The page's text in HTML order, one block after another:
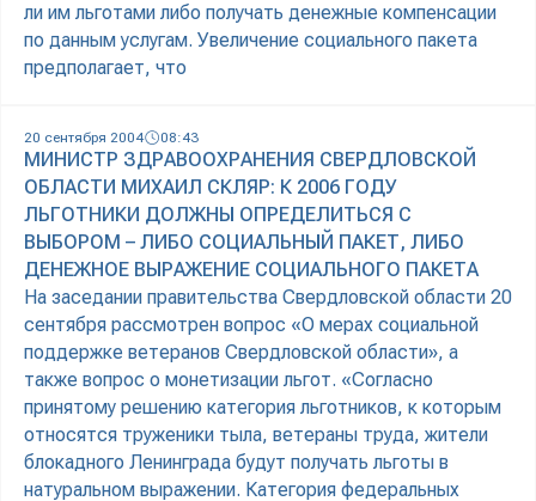
ли им льготами либо получать денежные компенсации
по данным услугам. Увеличение социального пакета
предполагает, что
20 сентября 2004 08:43
МИНИСТР ЗДРАВООХРАНЕНИЯ СВЕРДЛОВСКОЙ
ОБЛАСТИ МИХАИЛ СКЛЯР: К 2006 ГОДУ
ЛЬГОТНИКИ ДОЛЖНЫ ОПРЕДЕЛИТЬСЯ С
ВЫБОРОМ – ЛИБО СОЦИАЛЬНЫЙ ПАКЕТ, ЛИБО
ДЕНЕЖНОЕ ВЫРАЖЕНИЕ СОЦИАЛЬНОГО ПАКЕТА
На заседании правительства Свердловской области 20
сентября рассмотрен вопрос «О мерах социальной
поддержке ветеранов Свердловской области», а
также вопрос о монетизации льгот. «Согласно
принятому решению категория льготников, к которым
относятся труженики тыла, ветераны труда, жители
блокадного Ленинграда будут получать льготы в
натуральном выражении. Категория федеральных